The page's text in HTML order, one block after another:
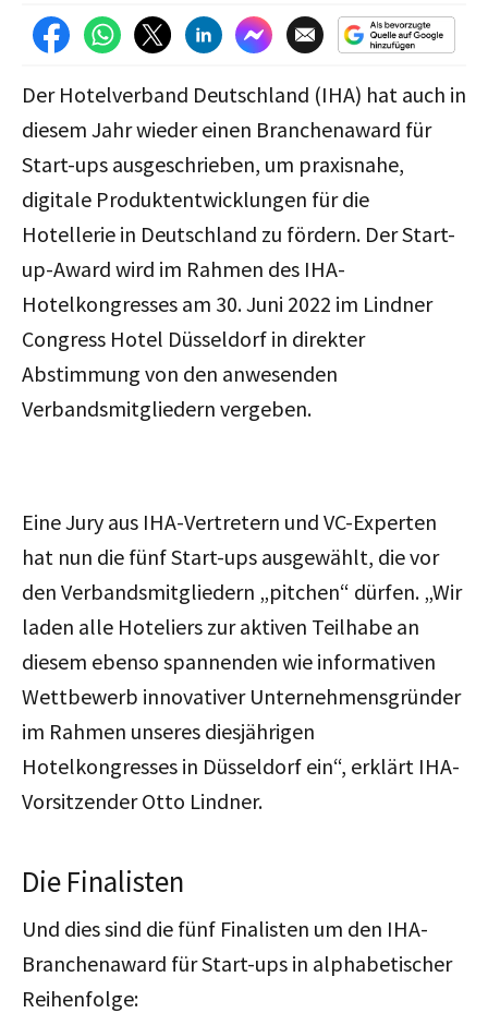
Der Hotelverband Deutschland (IHA) hat auch in
diesem Jahr wieder einen Branchenaward für
Start-ups ausgeschrieben, um praxisnahe,
digitale Produktentwicklungen für die
Hotellerie in Deutschland zu fördern. Der Start-
up-Award wird im Rahmen des IHA-
Hotelkongresses am 30. Juni 2022 im Lindner
Congress Hotel Düsseldorf in direkter
Abstimmung von den anwesenden
Verbandsmitgliedern vergeben.
Eine Jury aus IHA-Vertretern und VC-Experten
hat nun die fünf Start-ups ausgewählt, die vor
den Verbandsmitgliedern „pitchen“ dürfen. „Wir
laden alle Hoteliers zur aktiven Teilhabe an
diesem ebenso spannenden wie informativen
Wettbewerb innovativer Unternehmensgründer
im Rahmen unseres diesjährigen
Hotelkongresses in Düsseldorf ein“, erklärt IHA-
Vorsitzender Otto Lindner.
Die Finalisten
Und dies sind die fünf Finalisten um den IHA-
Branchenaward für Start-ups in alphabetischer
Reihenfolge: